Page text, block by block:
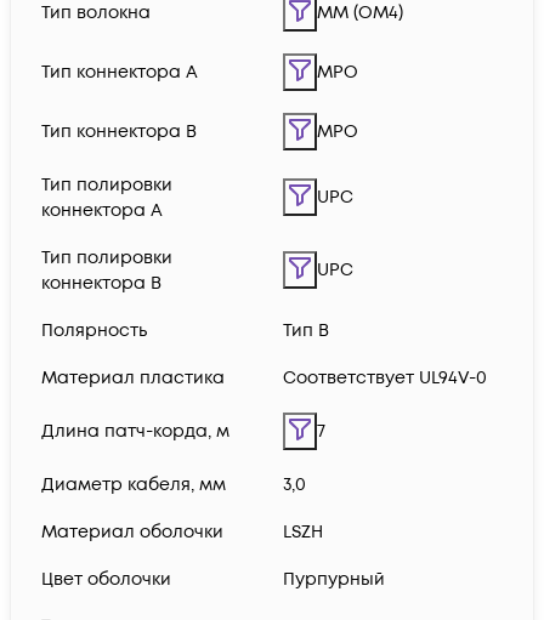
Тип волокна MM (OM4)
Тип коннектора A MPO
Тип коннектора B MPO
Тип полировки
коннектора A
UPC
Тип полировки
коннектора B
UPC
Полярность Тип B
Материал пластика Соответствует UL94V-0
Длина патч-корда, м 7
Диаметр кабеля, мм 3,0
Материал оболочки LSZH
Цвет оболочки Пурпурный